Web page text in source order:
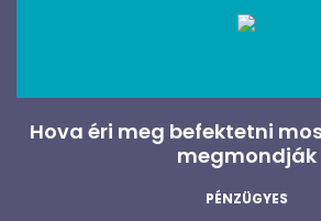
Hova éri meg befektetni
megmondják
PÉNZÜGYES